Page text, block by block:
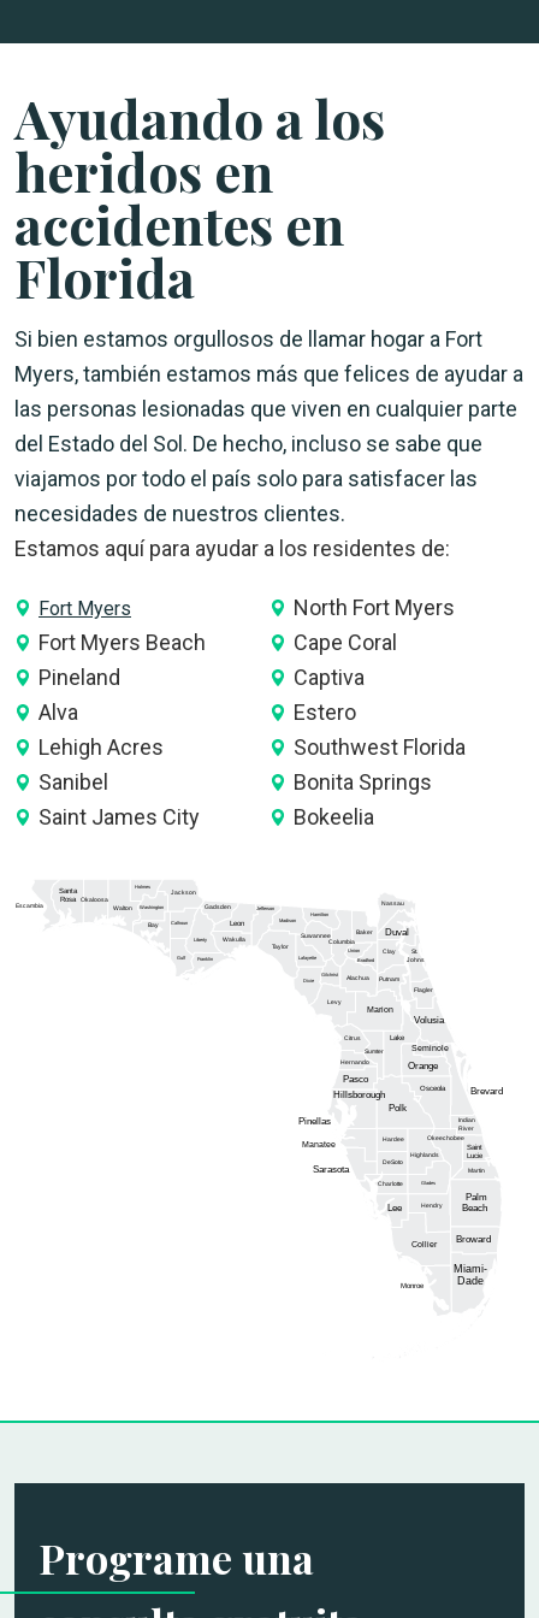
Ayudando a los
heridos en
accidentes en
Florida
Si bien estamos orgullosos de llamar hogar a Fort
Myers, también estamos más que felices de ayudar a
las personas lesionadas que viven en cualquier parte
del Estado del Sol. De hecho, incluso se sabe que
viajamos por todo el país solo para satisfacer las
necesidades de nuestros clientes.
Estamos aquí para ayudar a los residentes de:
Fort Myers
North Fort Myers
Fort Myers Beach
Cape Coral
Pineland
Captiva
Alva
Estero
Lehigh Acres
Southwest Florida
Sanibel
Bonita Springs
Saint James City
Bokeelia
Alachua
Baker
Bay
Bradford
Brevard
Broward
Calhoun
Charlotte
Citrus
Clay
Collier
Columbia
DeSoto
Dixie
Duval
Escambia
Flagler
Franklin
Gadsden
Gilchrist
Glades
Gulf
Hamilton
Hardee
Hendry
Hernando
Highlands
Hillsborough
Holmes
Indian
River
Jackson
Jefferson
Lafayette
Lake
Lee
Leon
Levy
Liberty
Madison
Manatee
Marion
Martin
Miami-
Dade
Monroe
Nassau
Okaloosa
Okeechobee
Orange
Osceola
Palm
Beach
Pasco
Pinellas
Polk
Putnam
St.
Johns
Saint
Lucie
Santa
Rosa
Sarasota
Seminole
Sumter
Suwannee
Taylor
Union
Volusia
Wakulla
Walton Washington
Programe una